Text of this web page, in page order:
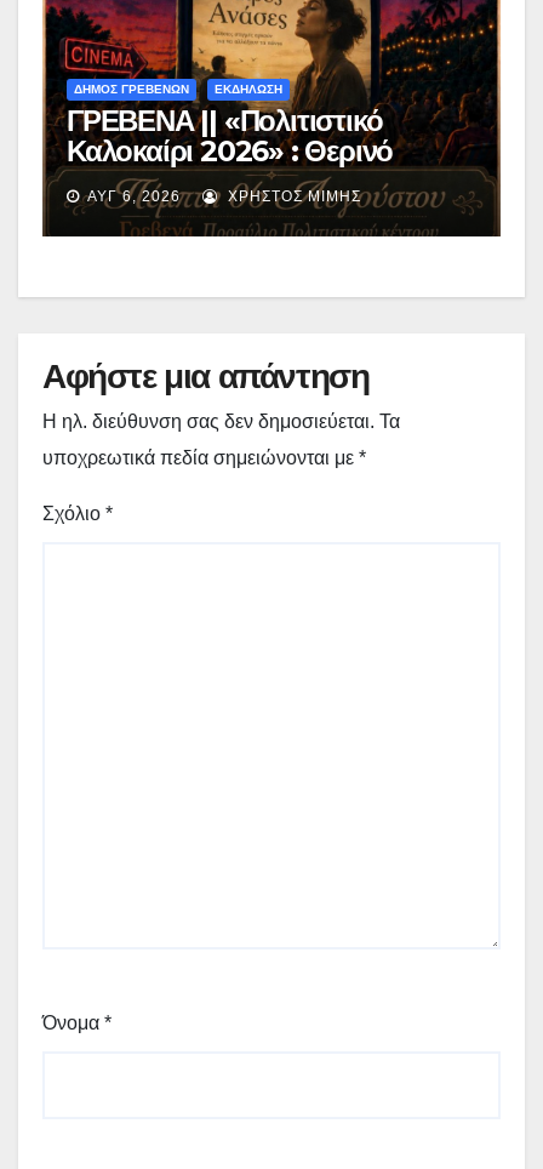
ΔΗΜΟΣ ΓΡΕΒΕΝΩΝ ΕΚΔΗΛΩΣΗ
ΓΡΕΒΕΝΑ || «Πολιτιστικό
Καλοκαίρι 2026» : Θερινό
Σινεμά με την βραβευμένη ταινία
«Μικρές Ανάσες».
ΑΥΓ 6, 2026 ΧΡΉΣΤΟΣ ΜΊΜΗΣ
Αφήστε μια απάντηση
Η ηλ. διεύθυνση σας δεν δημοσιεύεται. Τα
υποχρεωτικά πεδία σημειώνονται με *
Σχόλιο *
Όνομα *